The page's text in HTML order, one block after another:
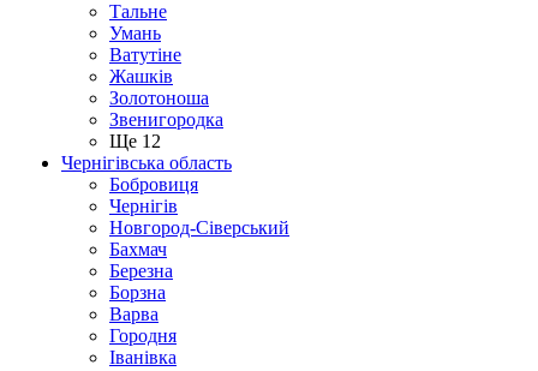
Тальне
Умань
Ватутіне
Жашків
Золотоноша
Звенигородка
Ще 12
Чернігівська область
Бобровиця
Чернігів
Новгород-Сіверський
Бахмач
Березна
Борзна
Варва
Городня
Іванівка